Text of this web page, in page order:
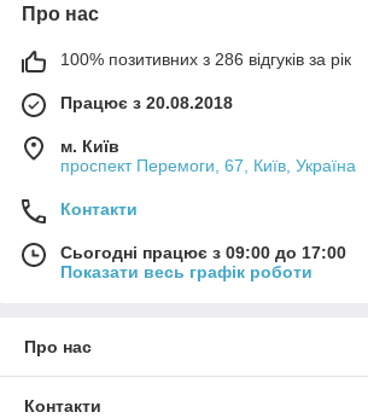
Про нас
100% позитивних з 286 відгуків за рік
Працює з 20.08.2018
м. Київ
проспект Перемоги, 67, Київ, Україна
Контакти
Сьогодні працює з 09:00 до 17:00
Показати весь графік роботи
Про нас
Контакти